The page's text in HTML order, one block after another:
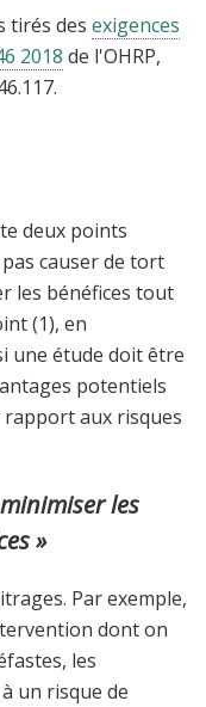
tirés des exigences
2018 de l'OHRP,
deux points
causer de tort
les bénéfices tout
(1), en
une étude doit être
potentiels
aux risques
les
»
Par exemple,
dont on
les
un risque de